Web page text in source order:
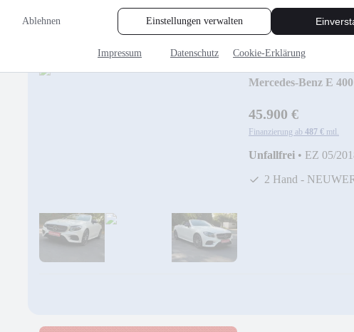
Ablehnen Einstellungen verwalten
Impressum Datenschutz Cookie-Erklärung
Mercedes-Benz E
45.900 €
Finanzierung ab 487 € mtl.
Unfallfrei • EZ 05/
2 Hand -